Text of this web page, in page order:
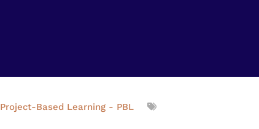
Project-Based Learning - PBL